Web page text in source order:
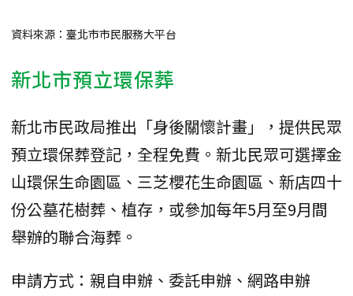
資料來源：臺北市市民服務大平台
新北市預立環保葬
新北市民政局推出「身後關懷計畫」，提供民眾
預立環保葬登記，全程免費。新北民眾可選擇金
山環保生命園區、三芝櫻花生命園區、新店四十
份公墓花樹葬、植存，或參加每年5月至9月間
舉辦的聯合海葬。
申請方式：親自申辦、委託申辦、網路申辦